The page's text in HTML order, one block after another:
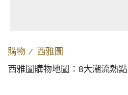
購物 ∕ 西雅圖
西雅圖購物地圖：8大潮流熱點